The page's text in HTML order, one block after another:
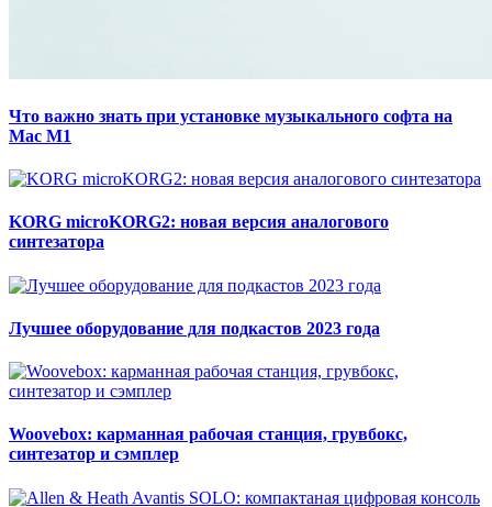
Что важно знать при установке музыкального софта на
Mac M1
KORG microKORG2: новая версия аналогового
синтезатора
Лучшее оборудование для подкастов 2023 года
Woovebox: карманная рабочая станция, грувбокс,
синтезатор и сэмплер